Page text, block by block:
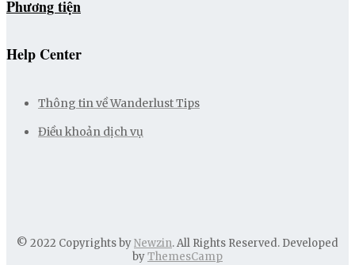
Phương tiện
Help Center
Thông tin về Wanderlust Tips
Điều khoản dịch vụ
© 2022 Copyrights byNewzin. All Rights Reserved. Developed
byThemesCamp